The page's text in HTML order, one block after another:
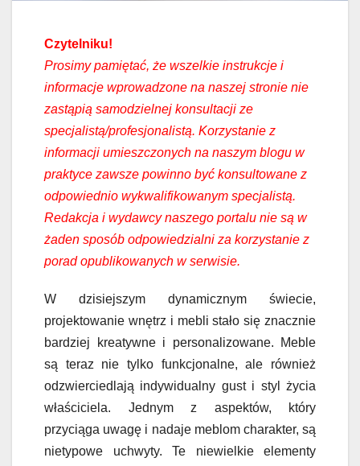
Czytelniku!
Prosimy pamiętać, że wszelkie instrukcje i
informacje wprowadzone na naszej stronie nie
zastąpią samodzielnej konsultacji ze
specjalistą/profesjonalistą. Korzystanie z
informacji umieszczonych na naszym blogu w
praktyce zawsze powinno być konsultowane z
odpowiednio wykwalifikowanym specjalistą.
Redakcja i wydawcy naszego portalu nie są w
żaden sposób odpowiedzialni za korzystanie z
porad opublikowanych w serwisie.
W dzisiejszym dynamicznym świecie,
projektowanie wnętrz i mebli stało się znacznie
bardziej kreatywne i personalizowane. Meble
są teraz nie tylko funkcjonalne, ale również
odzwierciedlają indywidualny gust i styl życia
właściciela. Jednym z aspektów, który
przyciąga uwagę i nadaje meblom charakter, są
nietypowe uchwyty. Te niewielkie elementy